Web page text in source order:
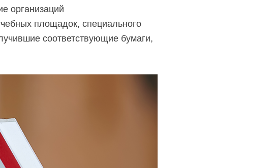
организаций
площадок, специального
соответствующие бумаги,